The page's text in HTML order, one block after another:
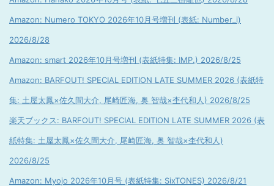
Amazon: Numero TOKYO 2026年10月号増刊 (表紙: Number_i)
2026/8/28
Amazon: smart 2026年10月号増刊 (表紙特集: IMP.) 2026/8/25
Amazon: BARFOUT! SPECIAL EDITION LATE SUMMER 2026 (表紙特
集: 土屋太鳳×佐久間大介, 尾崎匠海, 奥 智哉×杢代和人) 2026/8/25
楽天ブックス: BARFOUT! SPECIAL EDITION LATE SUMMER 2026 (表
紙特集: 土屋太鳳×佐久間大介, 尾崎匠海, 奥 智哉×杢代和人)
2026/8/25
Amazon: Myojo 2026年10月号 (表紙特集: SixTONES) 2026/8/21